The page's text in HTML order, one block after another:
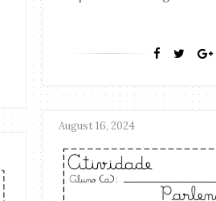
August 16, 2024